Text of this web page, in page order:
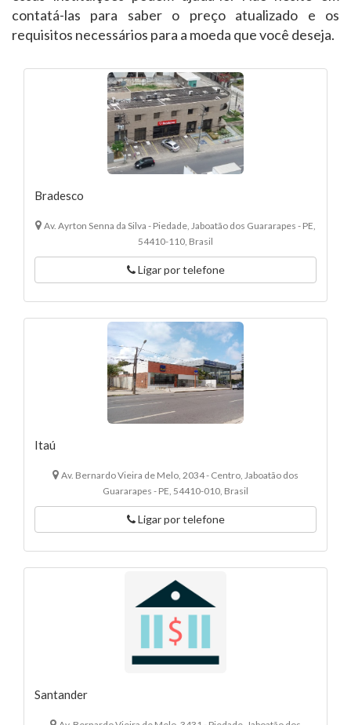
contatá-las para saber o preço atualizado e os
requisitos necessários para a moeda que você deseja.
Bradesco
Av. Ayrton Senna da Silva - Piedade, Jaboatão dos Guararapes - PE,
54410-110, Brasil
Ligar por telefone
Itaú
Av. Bernardo Vieira de Melo, 2034 - Centro, Jaboatão dos
Guararapes - PE, 54410-010, Brasil
Ligar por telefone
Santander